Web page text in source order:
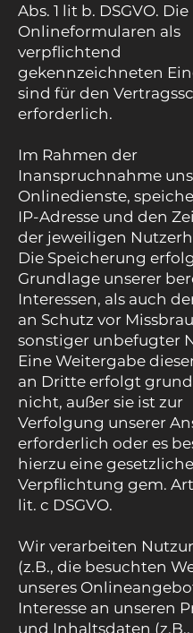
Abs. 1 lit b. DSGVO. Die
Onlineformularen als
verpflichtend
gekennzeichneten
sind für den
erforderlich.
Im Rahmen der
Inanspruchnahme
Onlinedienste,
IP-Adresse und den
der jeweiligen
Die Speicherung
Grundlage unserer
Interessen, als auch
an Schutz vor
sonstiger unbefugter
Eine Weitergabe
an Dritte erfolgt
nicht, außer sie ist zur
Verfolgung unserer
erforderlich oder es
hierzu eine gesetzliche
Verpflichtung gem. Art.
lit. c DSGVO.
Wir verarbeiten
(z.B., die besuchten
unseres
Interesse an unseren
und Inhaltsdaten (z.B.,